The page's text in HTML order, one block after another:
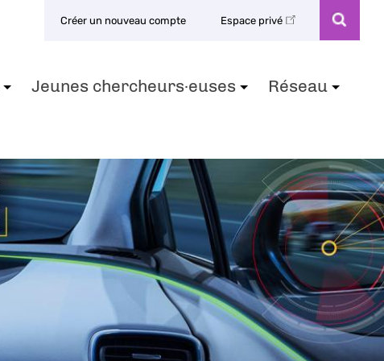
Créer un nouveau compte Espace privé
Jeunes chercheurs·euses Réseau